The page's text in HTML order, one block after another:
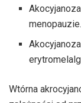
menopauzie.
Wtórna